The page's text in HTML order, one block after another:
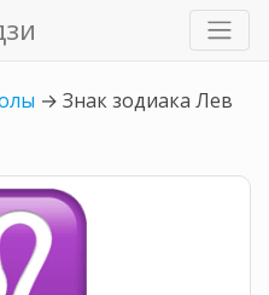
→ Знак зодиака Лев